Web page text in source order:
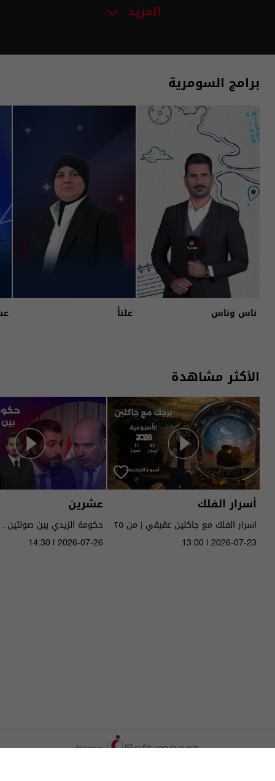
المزيد
برامج السومرية
ناس وناس علناً
الأكثر مشاهدة
أسرار الفلك
اسرار الفلك مع جاكلين عقيقي | من ٢٥
الى ٣١ تموز ٢٠٢٦ | 2026
13:00 | 2026-07-23
عشرين
حكومة الزيدي بين
14:30 | 2026-07-26